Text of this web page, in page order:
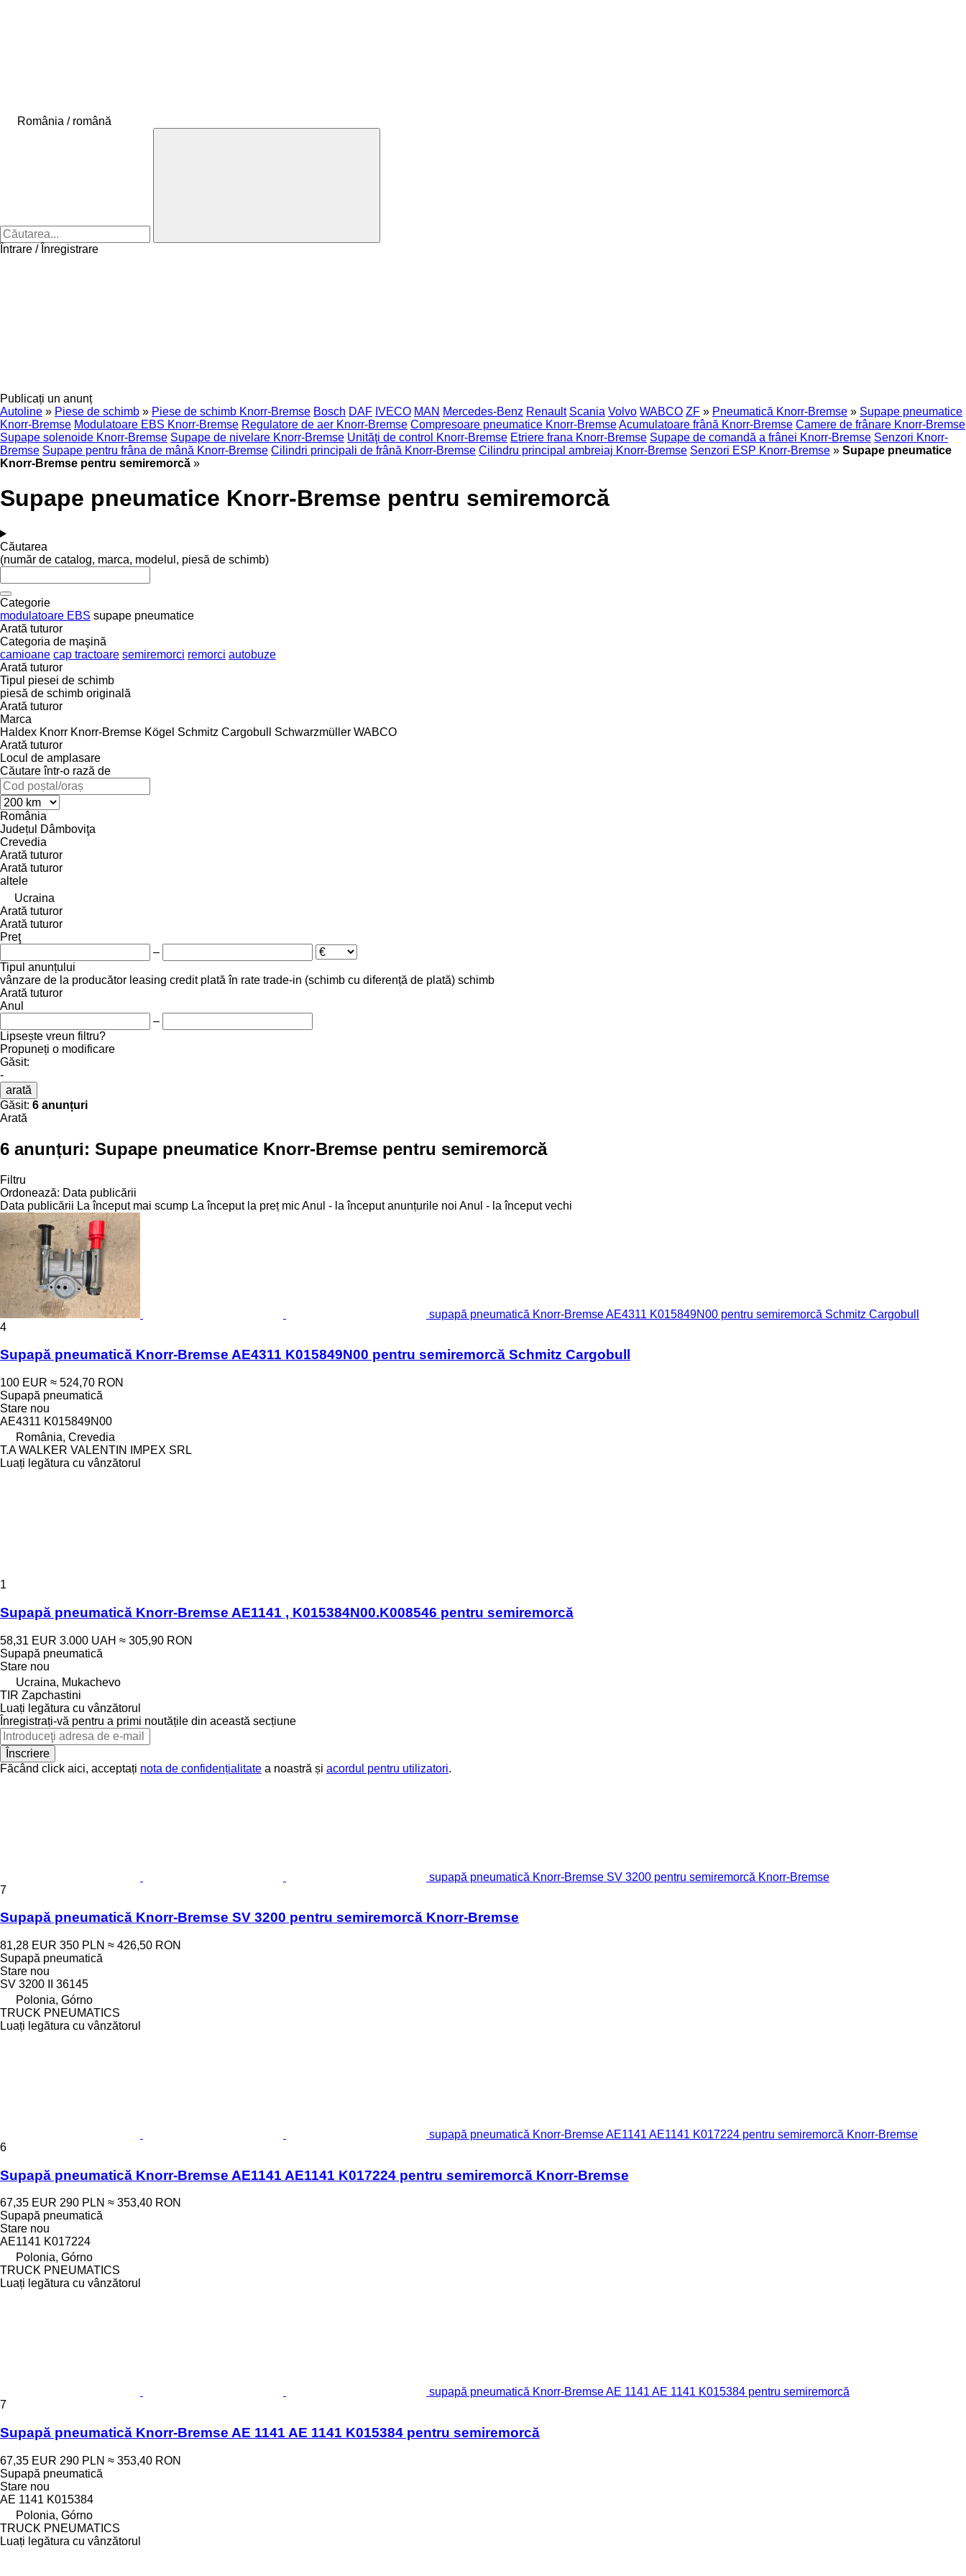
România / română
Întrare / Înregistrare
Publicați un anunț
Autoline » Piese de schimb » Piese de schimb Knorr-Bremse Bosch DAF IVECO MAN Mercedes-Benz Renault Scania Volvo WABCO ZF » Pneumatică Knorr-Bremse » Supape pneumatice
Knorr-Bremse Modulatoare EBS Knorr-Bremse Regulatore de aer Knorr-Bremse Compresoare pneumatice Knorr-BremseAcumulatoare frână Knorr-Bremse Camere de frânare Knorr-Bremse
Supape solenoide Knorr-Bremse Supape de nivelare Knorr-Bremse Unităţi de control Knorr-Bremse Etriere frana Knorr-Bremse Supape de comandă a frânei Knorr-Bremse Senzori Knorr-
Bremse Supape pentru frâna de mână Knorr-Bremse Cilindri principali de frână Knorr-Bremse Cilindru principal ambreiaj Knorr-Bremse Senzori ESP Knorr-Bremse » Supape pneumatice
Knorr-Bremse pentru semiremorcă »
Supape pneumatice Knorr-Bremse pentru semiremorcă
Căutarea
(număr de catalog, marca, modelul, piesă de schimb)
Categorie
modulatoare EBS supape pneumatice
Arată tuturor
Categoria de maşină
camioane cap tractoare semiremorci remorci autobuze
Arată tuturor
Tipul piesei de schimb
piesă de schimb originală
Arată tuturor
Marca
Haldex Knorr Knorr-Bremse Kögel Schmitz Cargobull Schwarzmüller WABCO
Arată tuturor
Locul de amplasare
Căutare într-o rază de
România
Județul Dâmboviţa
Crevedia
Arată tuturor
Arată tuturor
altele
Ucraina
Arată tuturor
Arată tuturor
Preţ
–
Tipul anunțului
vânzare de la producător leasing credit plată în rate trade-in (schimb cu diferență de plată) schimb
Arată tuturor
Anul
–
Lipsește vreun filtru?
Propuneți o modificare
Găsit:
-
arată
Găsit: 6 anunțuri
Arată
6 anunțuri: Supape pneumatice Knorr-Bremse pentru semiremorcă
Filtru
Ordonează: Data publicării
Data publicării La început mai scump La început la preț micAnul - la început anunțurile noi Anul - la început vechi
supapă pneumatică Knorr-Bremse AE4311 K015849N00 pentru semiremorcă Schmitz Cargobull
4
Supapă pneumatică Knorr-Bremse AE4311 K015849N00 pentru semiremorcă Schmitz Cargobull
100 EUR ≈ 524,70 RON
Supapă pneumatică
Stare nou
AE4311 K015849N00
România, Crevedia
T.A WALKER VALENTIN IMPEX SRL
Luați legătura cu vânzătorul
1
Supapă pneumatică Knorr-Bremse AE1141 , K015384N00.K008546 pentru semiremorcă
58,31 EUR 3.000 UAH ≈ 305,90 RON
Supapă pneumatică
Stare nou
Ucraina, Mukachevo
TIR Zapchastini
Luați legătura cu vânzătorul
Înregistrați-vă pentru a primi noutățile din această secțiune
Înscriere
Făcând click aici, acceptați nota de confidențialitate a noastră și acordul pentru utilizatori.
supapă pneumatică Knorr-Bremse SV 3200 pentru semiremorcă Knorr-Bremse
7
Supapă pneumatică Knorr-Bremse SV 3200 pentru semiremorcă Knorr-Bremse
81,28 EUR 350 PLN ≈ 426,50 RON
Supapă pneumatică
Stare nou
SV 3200 II 36145
Polonia, Górno
TRUCK PNEUMATICS
Luați legătura cu vânzătorul
supapă pneumatică Knorr-Bremse AE1141 AE1141 K017224 pentru semiremorcă Knorr-Bremse
6
Supapă pneumatică Knorr-Bremse AE1141 AE1141 K017224 pentru semiremorcă Knorr-Bremse
67,35 EUR 290 PLN ≈ 353,40 RON
Supapă pneumatică
Stare nou
AE1141 K017224
Polonia, Górno
TRUCK PNEUMATICS
Luați legătura cu vânzătorul
supapă pneumatică Knorr-Bremse AE 1141 AE 1141 K015384 pentru semiremorcă
7
Supapă pneumatică Knorr-Bremse AE 1141 AE 1141 K015384 pentru semiremorcă
67,35 EUR 290 PLN ≈ 353,40 RON
Supapă pneumatică
Stare nou
AE 1141 K015384
Polonia, Górno
TRUCK PNEUMATICS
Luați legătura cu vânzătorul